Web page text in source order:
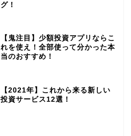
グ！
【鬼注目】少額投資アプリならこ
れを使え！全部使って分かった本
当のおすすめ！
【2021年】これから来る新しい
投資サービス12選！